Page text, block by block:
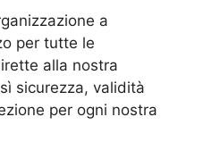
a
per tutte le
alla nostra
sicurezza, validità
per ogni nostra